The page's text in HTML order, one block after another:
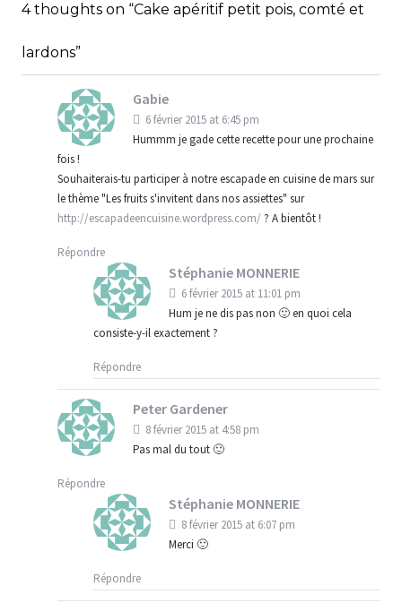
StéphanieM Uncategorized
4 thoughts on “Cake apéritif petit pois, comté et
lardons”
Gabie
6 février 2015 at 6:45 pm
Hummm je gade cette recette pour une prochaine
fois !
Souhaiterais-tu participer à notre escapade en cuisine de mars sur
le thème "Les fruits s'invitent dans nos assiettes" sur
http://escapadeencuisine.wordpress.com/? A bientôt !
Répondre
Stéphanie MONNERIE
6 février 2015 at 11:01 pm
Hum je ne dis pas non 🙂 en quoi cela
consiste-y-il exactement ?
Répondre
Peter Gardener
8 février 2015 at 4:58 pm
Pas mal du tout 🙂
Répondre
Stéphanie MONNERIE
8 février 2015 at 6:07 pm
Merci 🙂
Répondre